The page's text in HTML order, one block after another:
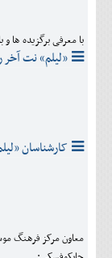
با معرفی برگزیده ها
«لیلم» نت
کارشناسان
معاون مرکز فرهنگ